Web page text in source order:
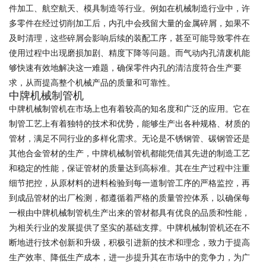
件加工、航空航天、模具制造等行业。例如在机械制造行业中，许
多零件在经过切削加工后，内孔中会残留大量的金属碎屑，如果不
及时清理，这些碎屑会影响后续的装配工序，甚至可能导致零件在
使用过程中出现磨损加剧、精度下降等问题。而气动内孔清废机能
够快速有效地解决这一难题，确保零件内孔的清洁度符合生产要
求，从而提高整个机械产品的质量和可靠性。
中牌机械制管机
中牌机械制管机在市场上也有着较高的知名度和广泛的应用。它在
制管工艺上有着独特的技术和优势，能够生产出各种规格、材质的
管材，满足不同行业的多样化需求。无论是不锈钢管、碳钢管还是
其他合金管材的生产，中牌机械制管机都能凭借其先进的制造工艺
和稳定的性能，保证管材的质量达到高标准。其在生产过程中注重
细节把控，从原材料的进料检验到每一道制管工序的严格监控，再
到成品管材的出厂检测，都遵循着严格的质量管控体系，以确保每
一根由中牌机械制管机生产出来的管材都具有优良的品质和性能，
为相关行业的发展提供了坚实的基础支撑。中牌机械制管机还在不
断地进行技术创新和升级，积极引进新的技术和理念，致力于提高
生产效率、降低生产成本，进一步提升其在市场中的竞争力，为广